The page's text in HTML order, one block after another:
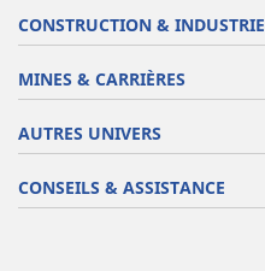
CONSTRUCTION & INDUSTRIE
MINES & CARRIÈRES
AUTRES UNIVERS
CONSEILS & ASSISTANCE